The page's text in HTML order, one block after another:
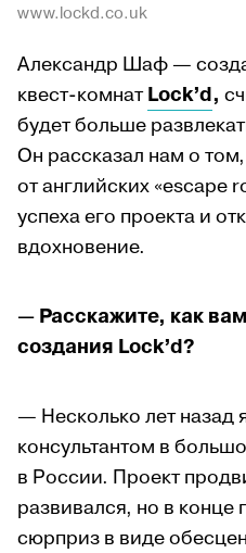
www.lockd.co.uk
Александр Шаф —
квест-комнатLock’d,
будет больше
Он рассказал нам о
от английских «escape
успеха его проекта и
вдохновение.
— Расскажите, как
создания Lock’d?
— Несколько лет назад
консультантом в
в России. Проект
развивался, но в конце
сюрприз в виде